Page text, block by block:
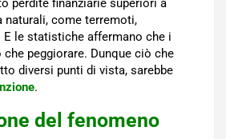
perdite finanziarie superiori a
naturali, come terremoti,
E le statistiche affermano che i
peggiorare. Dunque ciò che
diversi punti di vista, sarebbe
.
del fenomeno